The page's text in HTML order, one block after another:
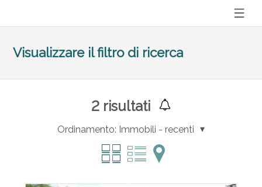
Visualizzare il filtro di ricerca
2risultati
Ordinamento: Immobili - recenti